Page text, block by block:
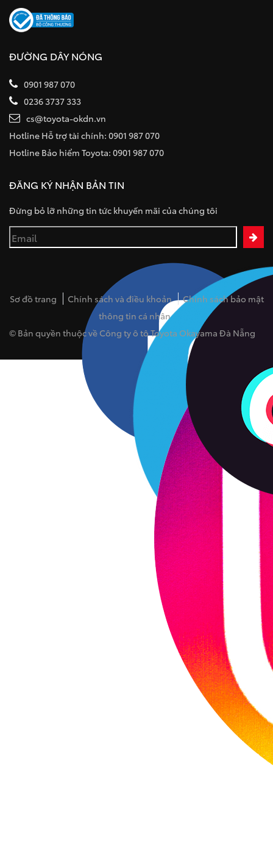
ĐƯỜNG DÂY NÓNG
0901 987 070
0236 3737 333
cs@toyota-okdn.vn
Hotline Hỗ trợ tài chính: 0901 987 070
Hotline Bảo hiểm Toyota: 0901 987 070
ĐĂNG KÝ NHẬN BẢN TIN
Đừng bỏ lỡ những tin tức khuyến mãi của chúng tôi
Sơ đồ trang Chính sách và điều khoản
Chính sách bảo mật
thông tin cá nhân
© Bản quyền thuộc về Công ty ô tô Toyota Okayama Đà Nẵng